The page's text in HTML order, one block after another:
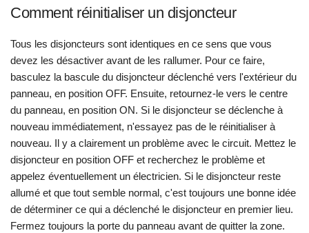
Comment réinitialiser un disjoncteur
Tous les disjoncteurs sont identiques en ce sens que vous
devez les désactiver avant de les rallumer. Pour ce faire,
basculez la bascule du disjoncteur déclenché vers l'extérieur du
panneau, en position OFF. Ensuite, retournez-le vers le centre
du panneau, en position ON. Si le disjoncteur se déclenche à
nouveau immédiatement, n'essayez pas de le réinitialiser à
nouveau. Il y a clairement un problème avec le circuit. Mettez le
disjoncteur en position OFF et recherchez le problème et
appelez éventuellement un électricien. Si le disjoncteur reste
allumé et que tout semble normal, c'est toujours une bonne idée
de déterminer ce qui a déclenché le disjoncteur en premier lieu.
Fermez toujours la porte du panneau avant de quitter la zone.